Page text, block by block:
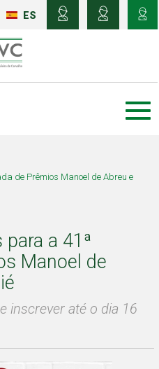
ES
de Prêmios Manoel de Abreu e
a 41ª
Manoel de
inscrever até o dia 16